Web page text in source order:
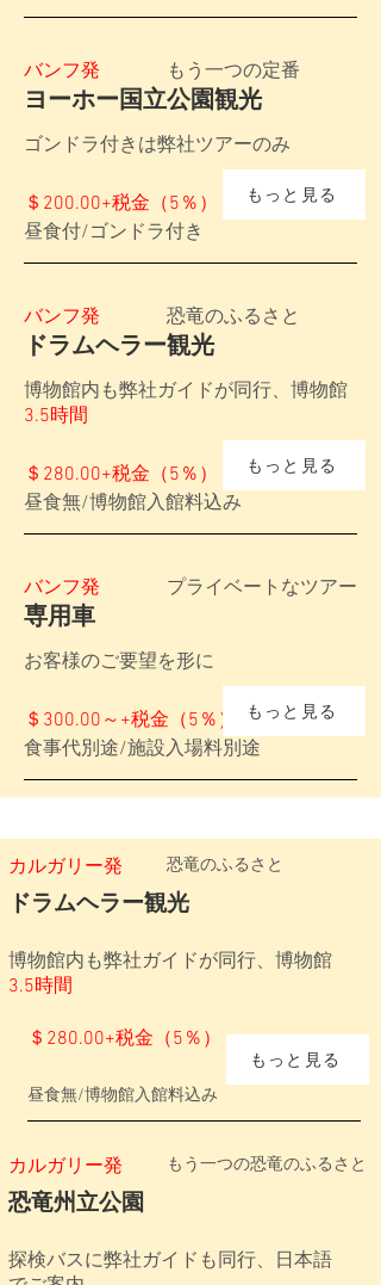
​もう一つの定番
バンフ発
ヨーホー国立公園観光
ゴンドラ付きは弊社ツアーのみ
＄200.00+税金（5％） もっと見る
昼食付/ゴンドラ付き
恐竜のふるさと
バンフ発
ドラムヘラー観光
博物館内も弊社ガイドが同行、博物館
3.5時間
＄280.00+税金（5％） もっと見る
昼食無/博物館入館料込み
プライベートなツアー
バンフ発
専用車
​お客様のご要望を形に
＄300.00～+税金（5％） もっと見る
食事代別途/施設入場料別途
カルガリー発 恐竜のふるさと
ドラムヘラー観光
博物館内も弊社ガイドが同行、博物館
3.5時間
＄280.00+税金（5％）
もっと見る
昼食無/博物館入館料込み
カルガリー発 もう一つの恐竜のふるさと
​恐竜州立公園
探検バスに弊社ガイドも同行、日本語